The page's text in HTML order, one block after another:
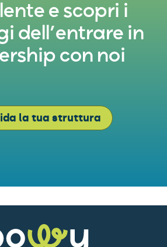
e scopri i
dell’entrare in
con noi
la tua struttura